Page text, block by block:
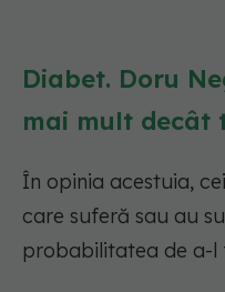
Diabet. Doru
mai mult decât
În opinia acestuia,
care suferă sau au
probabilitatea de a-l